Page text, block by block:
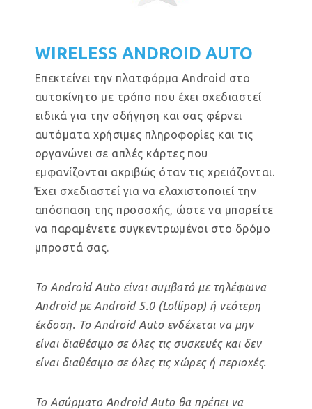
WIRELESS ANDROID AUTO
Επεκτείνει την πλατφόρμα Android στο
αυτοκίνητο με τρόπο που έχει σχεδιαστεί
ειδικά για την οδήγηση και σας φέρνει
αυτόματα χρήσιμες πληροφορίες και τις
οργανώνει σε απλές κάρτες που
εμφανίζονται ακριβώς όταν τις χρειάζονται.
Έχει σχεδιαστεί για να ελαχιστοποιεί την
απόσπαση της προσοχής, ώστε να μπορείτε
να παραμένετε συγκεντρωμένοι στο δρόμο
μπροστά σας.
Το Android Auto είναι συμβατό με τηλέφωνα
Android με Android 5.0 (Lollipop) ή νεότερη
έκδοση. Το Android Auto ενδέχεται να μην
είναι διαθέσιμο σε όλες τις συσκευές και δεν
είναι διαθέσιμο σε όλες τις χώρες ή περιοχές.
Το Ασύρματο Android Auto θα πρέπει να